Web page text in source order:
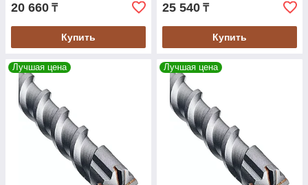
20 660 ₸
Купить
25 540 ₸
Купить
Лучшая цена Лучшая цена